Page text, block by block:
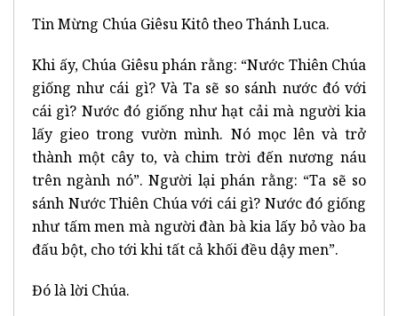
Tin Mừng Chúa Giêsu Kitô theo Thánh Luca.
Khi ấy, Chúa Giêsu phán rằng: “Nước Thiên Chúa
giống như cái gì? Và Ta sẽ so sánh nước đó với
cái gì? Nước đó giống như hạt cải mà người kia
lấy gieo trong vườn mình. Nó mọc lên và trở
thành một cây to, và chim trời đến nương náu
trên ngành nó”. Người lại phán rằng: “Ta sẽ so
sánh Nước Thiên Chúa với cái gì? Nước đó giống
như tấm men mà người đàn bà kia lấy bỏ vào ba
đấu bột, cho tới khi tất cả khối đều dậy men”.
Đó là lời Chúa.